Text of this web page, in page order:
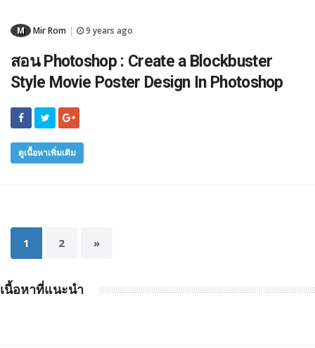
M Mir Rom 9 years ago
สอน Photoshop : Create a Blockbuster
Style Movie Poster Design In Photoshop
ดูเนื้อหาเพิ่มเติม
1 2 »
เนื้อหาที่แนะนำ